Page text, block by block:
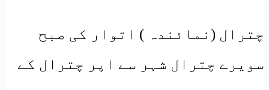
چترال (نمائندہ ) اتوار کی صبح
سویرے چترال شہر سے اپر چترال کے